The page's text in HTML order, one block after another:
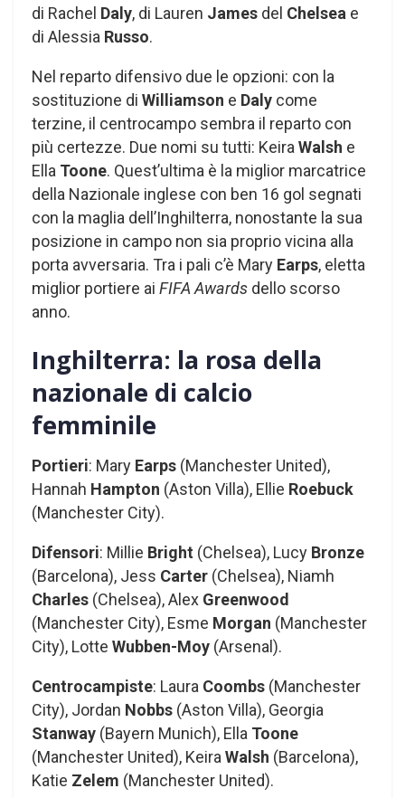
di Rachel Daly, di Lauren James del Chelsea e
di Alessia Russo.
Nel reparto difensivo due le opzioni: con la
sostituzione di Williamson e Daly come
terzine, il centrocampo sembra il reparto con
più certezze. Due nomi su tutti: Keira Walsh e
Ella Toone. Quest’ultima è la miglior marcatrice
della Nazionale inglese con ben 16 gol segnati
con la maglia dell’Inghilterra, nonostante la sua
posizione in campo non sia proprio vicina alla
porta avversaria. Tra i pali c’è Mary Earps, eletta
miglior portiere ai FIFA Awards dello scorso
anno.
Inghilterra: la rosa della
nazionale di calcio
femminile
Portieri: Mary Earps (Manchester United),
Hannah Hampton (Aston Villa), Ellie Roebuck
(Manchester City).
Difensori: Millie Bright (Chelsea), Lucy Bronze
(Barcelona), Jess Carter (Chelsea), Niamh
Charles (Chelsea), Alex Greenwood
(Manchester City), Esme Morgan (Manchester
City), Lotte Wubben-Moy (Arsenal).
Centrocampiste: Laura Coombs (Manchester
City), Jordan Nobbs (Aston Villa), Georgia
Stanway (Bayern Munich), Ella Toone
(Manchester United), Keira Walsh (Barcelona),
Katie Zelem (Manchester United).